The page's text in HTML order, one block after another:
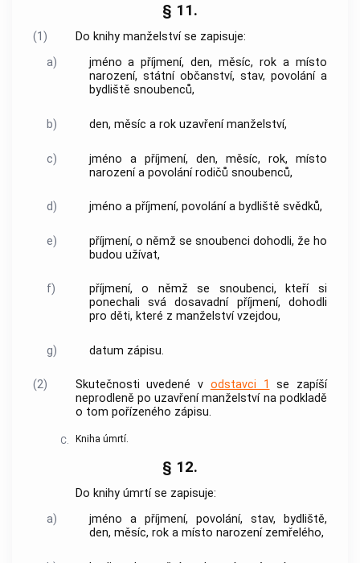
§ 11.
(1)
Do knihy manželství se zapisuje:
a)
jméno a příjmení, den, měsíc, rok a místo
narození, státní občanství, stav, povolání a
bydliště snoubenců,
b) den, měsíc a rok uzavření manželství,
c)
jméno a příjmení, den, měsíc, rok, místo
narození a povolání rodičů snoubenců,
d) jméno a příjmení, povolání a bydliště svědků,
e)
příjmení, o němž se snoubenci dohodli, že ho
budou užívat,
f)
příjmení, o němž se snoubenci, kteří si
ponechali svá dosavadní příjmení, dohodli
pro děti, které z manželství vzejdou,
g) datum zápisu.
(2) Skutečnosti uvedené v odstavci 1
se zapíší
neprodleně po uzavření manželství na podkladě
o tom pořízeného zápisu.
C. Kniha úmrtí.
§ 12.
Do knihy úmrtí se zapisuje:
a)
jméno a příjmení, povolání, stav, bydliště,
den, měsíc, rok a místo narození zemřelého,